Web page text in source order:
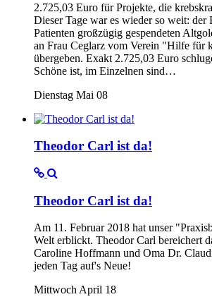
2.725,03 Euro für Projekte, die
Dieser Tage war es wieder so weit: der
Patienten großzügig gespendeten
an Frau Ceglarz vom Verein "Hilfe für
übergeben. Exakt 2.725,03 Euro
Schöne ist, im Einzelnen sind…
Dienstag Mai 08
Theodor Carl ist da!
Theodor Carl ist da!
Am 11. Februar 2018 hat unser
Welt erblickt. Theodor Carl bereichert
Caroline Hoffmann und Oma Dr.
jeden Tag auf's Neue!
Mittwoch April 18